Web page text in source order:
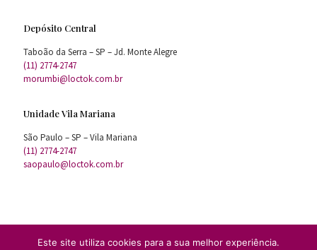
Depósito Central
Taboão da Serra – SP – Jd. Monte Alegre
(11) 2774-2747
morumbi@loctok.com.br
Unidade Vila Mariana
São Paulo – SP – Vila Mariana
(11) 2774-2747
saopaulo@loctok.com.br
Este site utiliza cookies para a sua melhor experiência.